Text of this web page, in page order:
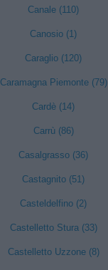
Canale (110)
Canosio (1)
Caraglio (120)
Caramagna Piemonte (79)
Cardè (14)
Carrù (86)
Casalgrasso (36)
Castagnito (51)
Casteldelfino (2)
Castelletto Stura (33)
Castelletto Uzzone (8)